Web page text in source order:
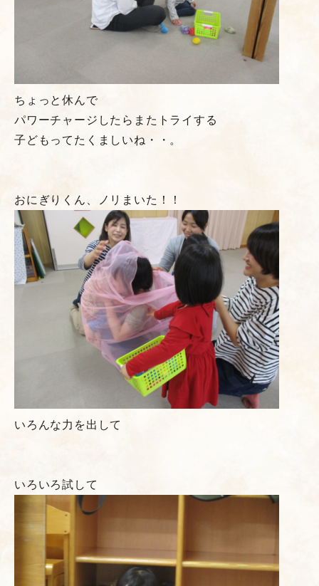
ちょっと休んで
パワーチャージしたらまたトライする
子どもってたくましいね・・。
おにぎりくん、ノリまいた！！
いろんな力を出して
いろいろ試して